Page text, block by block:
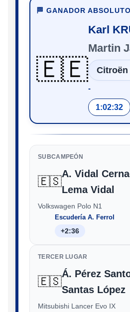
🏁 GANADOR ABSOLUTO
🇪🇪
Karl
Martin
Citroën
‑
1:02:32
SUBCAMPEÓN
🇪🇸
A. Vidal
Lema Vidal
Volkswagen Polo N1
Escudería A. Ferrol
+2:36
TERCER LUGAR
🇪🇸
Á. Pérez
Santas López
Mitsubishi Lancer Evo IX